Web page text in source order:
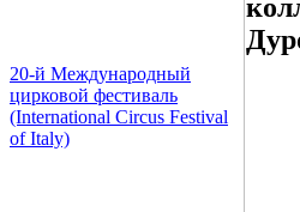
20-й Международный
цирковой фестиваль
(International Circus Festival
of Italy)